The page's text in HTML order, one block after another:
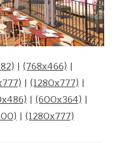
| (768x466) |
| (1280x777) |
| (600x364) |
| (1280x777)